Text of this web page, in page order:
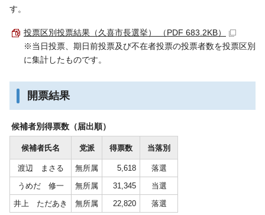
す。
投票区別投票結果（久喜市長選挙） （PDF 683.2KB）
※当日投票、期日前投票及び不在者投票の投票者数を投票区別
に集計したものです。
開票結果
候補者別得票数（届出順）
候補者氏名 党派 得票数 当落別
渡辺 まさる 無所属 5,618
落選
うめだ 修一
無所属 31,345
当選
井上 ただあき
無所属 22,820 落選